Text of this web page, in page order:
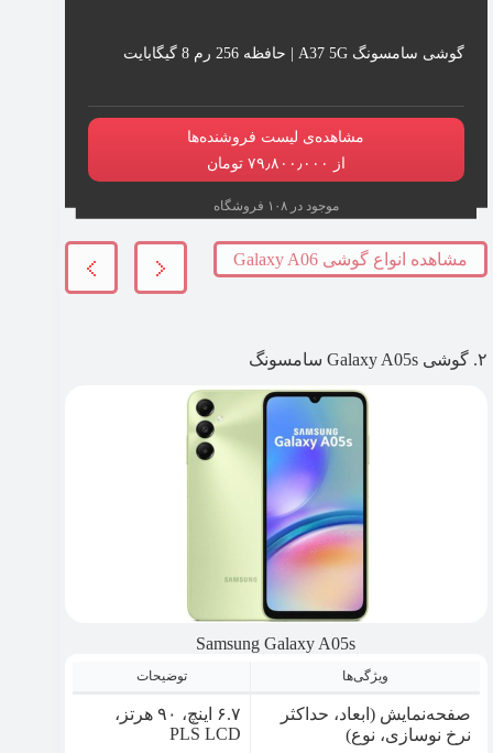
گوشی سامسونگ A37 5G | حافظه 256 رم 8 گیگابایت
مشاهده‌ی لیست فروشنده‌ها
از ۷۹٫۸۰۰٫۰۰۰ تومان
موجود در ۱۰۸ فروشگاه
مشاهده انواع گوشی Galaxy A06
۲. گوشی Galaxy A05s سامسونگ
Samsung Galaxy A05s
ویژگی‌ها توضیحات
صفحه‌نمایش (ابعاد، حداکثر
نرخ نوسازی، نوع)
۶.۷ اینچ، ۹۰ هرتز،
PLS LCD